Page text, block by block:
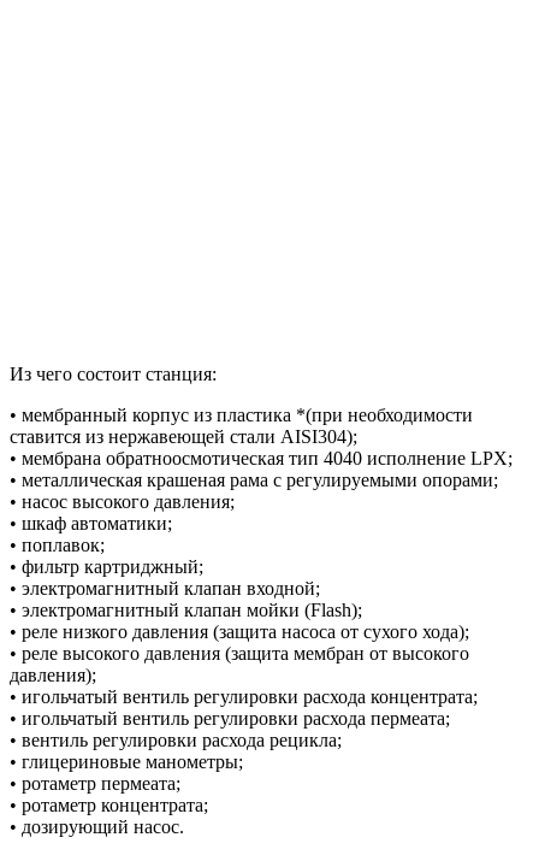
Из чего состоит станция:
• мембранный корпус из пластика *(при необходимости
ставится из нержавеющей стали AISI304);
• мембрана обратноосмотическая тип 4040 исполнение LPX;
• металлическая крашеная рама с регулируемыми опорами;
• насос высокого давления;
• шкаф автоматики;
• поплавок;
• фильтр картриджный;
• электромагнитный клапан входной;
• электромагнитный клапан мойки (Flash);
• реле низкого давления (защита насоса от сухого хода);
• реле высокого давления (защита мембран от высокого
давления);
• игольчатый вентиль регулировки расхода концентрата;
• игольчатый вентиль регулировки расхода пермеата;
• вентиль регулировки расхода рецикла;
• глицериновые манометры;
• ротаметр пермеата;
• ротаметр концентрата;
• дозирующий насос.